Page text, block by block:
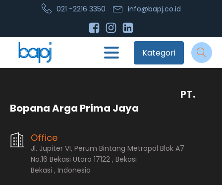
021 -2216 3350 info@bapj.co.id
Kategori
PT.
Bopana Arga Prima Jaya
Office
Jl. Jupiter VI, Perum Bintang Metropol Blok A7
No.16 Bekasi Utara 17122 , Bekasi
Bekasi , Indonesia